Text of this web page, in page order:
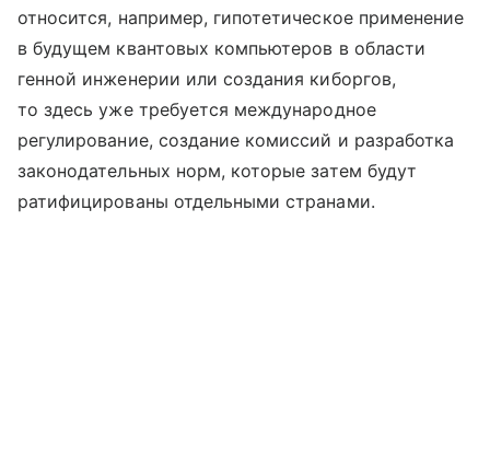
относится, например, гипотетическое применение
в будущем квантовых компьютеров в области
генной инженерии или создания киборгов,
то здесь уже требуется международное
регулирование, создание комиссий и разработка
законодательных норм, которые затем будут
ратифицированы отдельными странами.